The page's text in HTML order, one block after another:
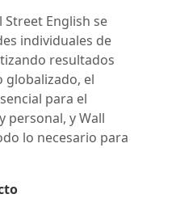
English se
individuales de
resultados
globalizado, el
para el
personal, y Wall
lo necesario para